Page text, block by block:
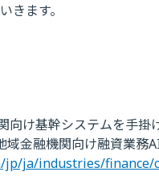
きます。
向け基幹システムを手
金融機関向け融資業務AI
jp/ja/industries/